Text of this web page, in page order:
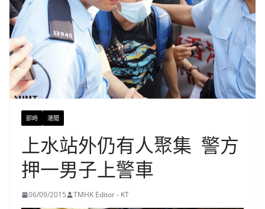
即時 港聞
上水站外仍有人聚集 警方
押一男子上警車
06/09/2015 TMHK Editor - KT